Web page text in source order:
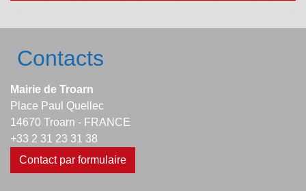
Contacts
Mairie de Troarn
Place Paul Quellec
14670 Troarn - FRANCE
+33 2 31 23 31 38
Contact par formulaire